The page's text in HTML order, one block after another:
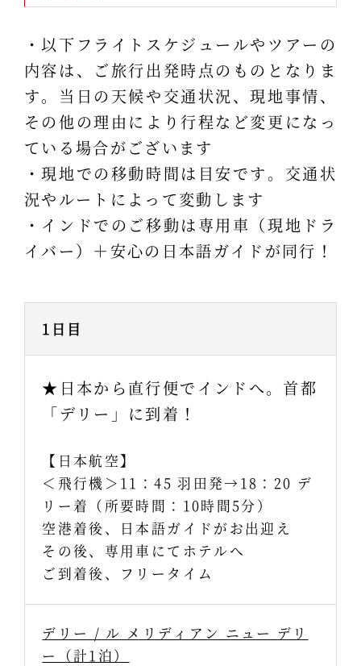
・以下フライトスケジュールやツアーの
内容は、ご旅行出発時点のものとなりま
す。当日の天候や交通状況、現地事情、
その他の理由により行程など変更になっ
ている場合がございます
・現地での移動時間は目安です。交通状
況やルートによって変動します
・インドでのご移動は専用車（現地ドラ
イバー）＋安心の日本語ガイドが同行！
1日目
★日本から直行便でインドへ。首都
「デリー」に到着！
【日本航空】
＜飛行機＞11：45 羽田発→18：20 デ
リー着（所要時間：10時間5分）
空港着後、日本語ガイドがお出迎え
その後、専用車にてホテルへ
ご到着後、フリータイム
デリー / ル メリディアン ニュー デリ
ー（計1泊）